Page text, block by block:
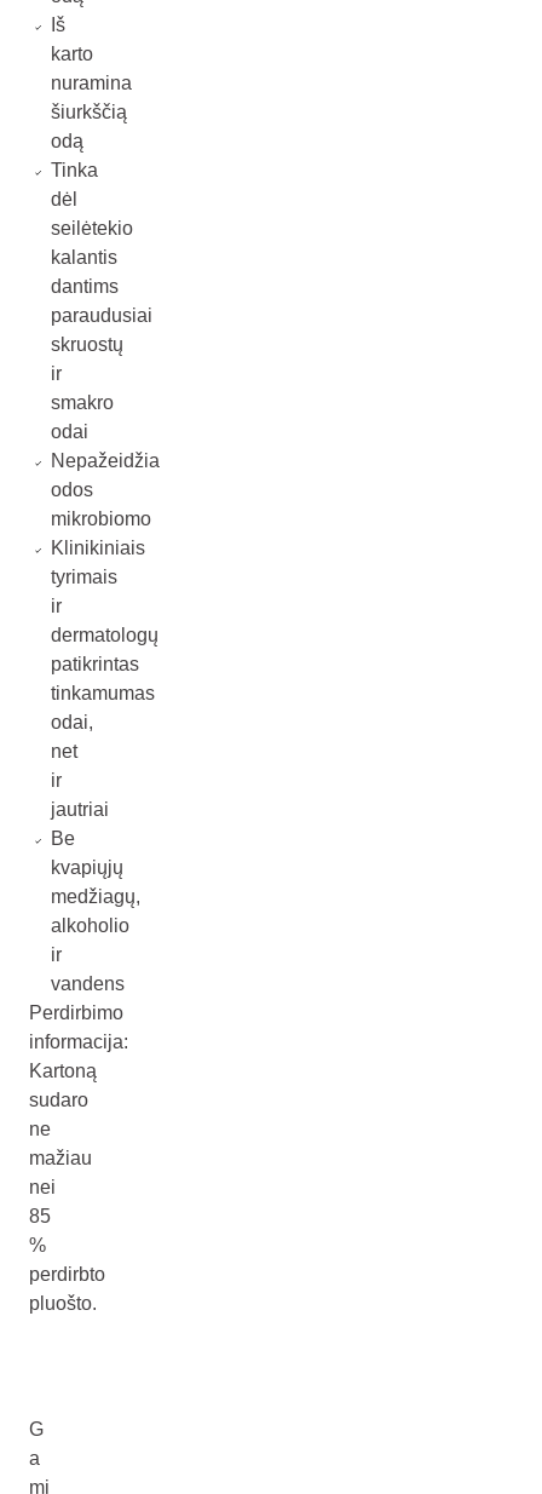
Iš
karto
nuramina
šiurkščią
odą
Tinka
dėl
seilėtekio
kalantis
dantims
paraudusiai
skruostų
ir
smakro
odai
Nepažeidžia
odos
mikrobiomo
Klinikiniais
tyrimais
ir
dermatologų
patikrintas
tinkamumas
odai,
net
ir
jautriai
Be
kvapiųjų
medžiagų,
alkoholio
ir
vandens
Perdirbimo
informacija:
Kartoną
sudaro
ne
mažiau
nei
85
%
perdirbto
pluošto.
G
a
mi